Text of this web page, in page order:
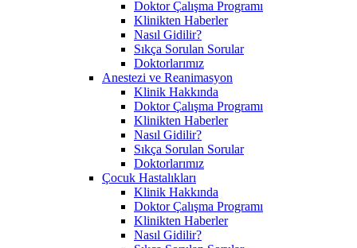
Doktor Çalışma Programı
Klinikten Haberler
Nasıl Gidilir?
Sıkça Sorulan Sorular
Doktorlarımız
Anestezi ve Reanimasyon
Klinik Hakkında
Doktor Çalışma Programı
Klinikten Haberler
Nasıl Gidilir?
Sıkça Sorulan Sorular
Doktorlarımız
Çocuk Hastalıkları
Klinik Hakkında
Doktor Çalışma Programı
Klinikten Haberler
Nasıl Gidilir?